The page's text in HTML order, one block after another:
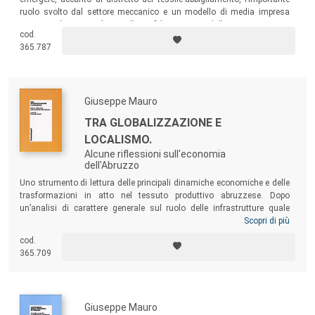
ruolo svolto dal settore meccanico e un modello di media impresa
internazionale. Il testo pone l’accento poi sulle potenzialità degli altri
segmenti produttivi, dall’agricoltura al turismo.
cod.
365.787
Giuseppe Mauro
TRA GLOBALIZZAZIONE E
LOCALISMO.
Alcune riflessioni sull'economia
dell'Abruzzo
Uno strumento di lettura delle principali dinamiche economiche e delle
trasformazioni in atto nel tessuto produttivo abruzzese. Dopo
un’analisi di carattere generale sul ruolo delle infrastrutture quale
strumento di crescita economica delle regioni europee, la ricerca
dell’Abruzzo, il tema della produttività nel settore industriale e nei
servizi, le dinamiche di specifici settori produttivi di primaria
Scopri di più
cod.
365.709
Giuseppe Mauro